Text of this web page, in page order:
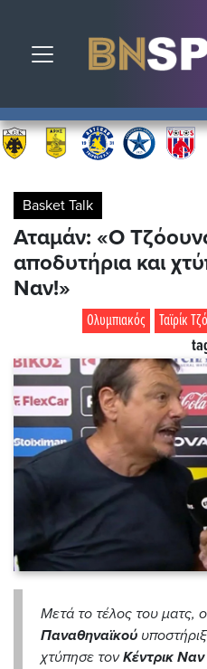
Toggle navigation
Basket Talk
Αταμάν: «Ο
αποδυτήρια και
Ναν!»
Ταϊρίκ
Ολυμπιακός
Mετά το τέλος του ματς,
Παναθηναϊκού
χτύπησε τονΚέντρικ Ναν